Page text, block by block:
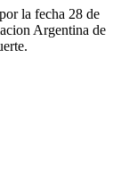
la fecha 28 de
Argentina de